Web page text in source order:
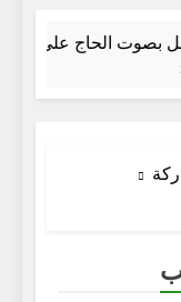
بصوت الحاج علي حمادي